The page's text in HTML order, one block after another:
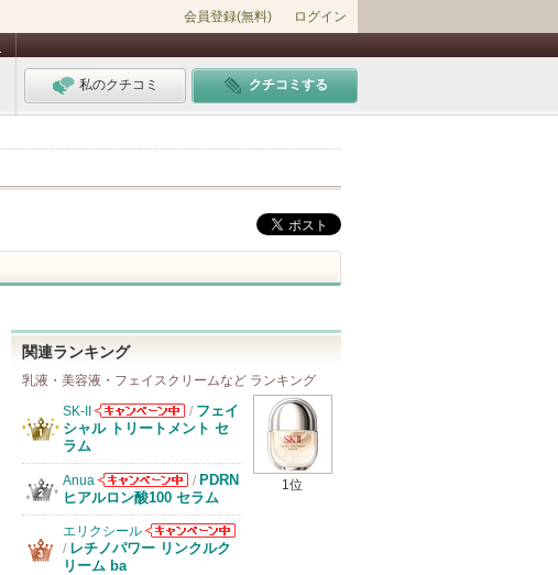
会員登録(無料) ログイン
私のクチコミ クチコミする
関連ランキング
乳液・美容液・フェイスクリームなど ランキング
1位
SK-II
SK-IIからのお
/ フェイ
シャル トリートメント セ
ラム
Anua
Anuaからのお
知らせがありま
す
/ PDRN
ヒアルロン酸100 セラム
エリクシール
エリクシールか
/ レチノパワー リンクルク
リーム ba